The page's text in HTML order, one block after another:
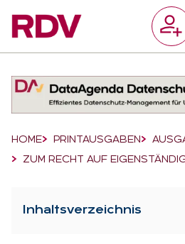
Breadcrumb-Navigation
HOME PRINTAUSGABEN
ZUM RECHT AUF
Inhaltsverzeichnis